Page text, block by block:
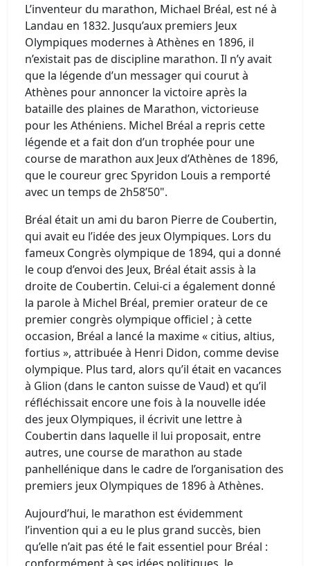
L’inventeur du marathon, Michael Bréal, est né à
Landau en 1832. Jusqu’aux premiers Jeux
Olympiques modernes à Athènes en 1896, il
n’existait pas de discipline marathon. Il n’y avait
que la légende d’un messager qui courut à
Athènes pour annoncer la victoire après la
bataille des plaines de Marathon, victorieuse
pour les Athéniens. Michel Bréal a repris cette
légende et a fait don d’un trophée pour une
course de marathon aux Jeux d’Athènes de 1896,
que le coureur grec Spyridon Louis a remporté
avec un temps de 2h58’50".
Bréal était un ami du baron Pierre de Coubertin,
qui avait eu l’idée des jeux Olympiques. Lors du
fameux Congrès olympique de 1894, qui a donné
le coup d’envoi des Jeux, Bréal était assis à la
droite de Coubertin. Celui-ci a également donné
la parole à Michel Bréal, premier orateur de ce
premier congrès olympique officiel ; à cette
occasion, Bréal a lancé la maxime « citius, altius,
fortius », attribuée à Henri Didon, comme devise
olympique. Plus tard, alors qu’il était en vacances
à Glion (dans le canton suisse de Vaud) et qu’il
réfléchissait encore une fois à la nouvelle idée
des jeux Olympiques, il écrivit une lettre à
Coubertin dans laquelle il lui proposait, entre
autres, une course de marathon au stade
panhellénique dans le cadre de l’orga­nisation des
premiers jeux Olympiques de 1896 à Athènes.
Aujourd’hui, le marathon est évidemment
l’invention qui a eu le plus grand succès, bien
qu’elle n’ait pas été le fait essentiel pour Bréal :